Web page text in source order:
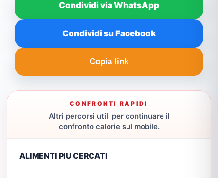
Condividi via WhatsApp
Condividi su Facebook
Copia link
CONFRONTI RAPIDI
Altri percorsi utili per continuare il
confronto calorie sul mobile.
ALIMENTI PIU CERCATI